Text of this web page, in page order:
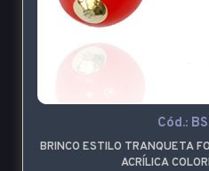
Cód.:
BRINCO ESTILO TRANQUETA
ACRÍLICA